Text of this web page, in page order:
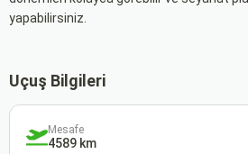
yapabilirsiniz.
Uçuş Bilgileri
Mesafe
4589 km